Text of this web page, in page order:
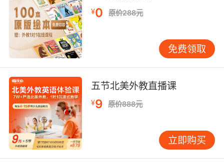
张贴在可见处，初期或需提醒，但几周后习惯便
逐渐形成。阅读习惯的培养尤为关键。对小学阶
段的孩子，可从绘本起步，逐步过渡到桥梁书、
章节书。关键在于选择符合孩子当前水平的书
籍，即大部分内容能懂，仅含少量新知，这样他
才能通过上下文猜测生词。一个有效方法是使用
“生词本”，但并非传统单词列表。建议记录生词
时，连同其所在句子一并写下，若能配以简图更
佳。例如学习“butterfly”，可画一只蝴蝶，旁边
写上“Thebutterflyisbeautiful.”如此记忆更为生
动。将英语融入日常生活语言学习的最高境界在
于“运用”。当英语成为生活的一部分时，自学便
会自然发生。鼓励在家庭日常生活中创造使用机
¥0 原价288元
免费领取
五节北美外教直播课
¥9 原价888元
立即购买